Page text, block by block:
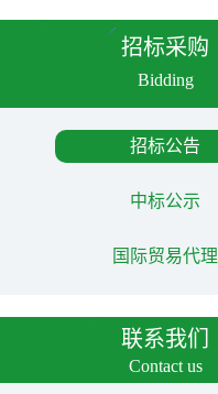
招标采购
Bidding
招标公告
中标公示
国际贸易代理
联系我们
Contact us